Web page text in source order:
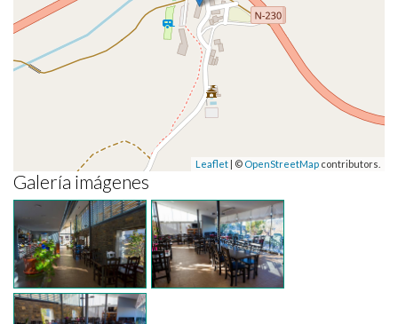
Leaflet | © OpenStreetMap contributors.
Galería imágenes